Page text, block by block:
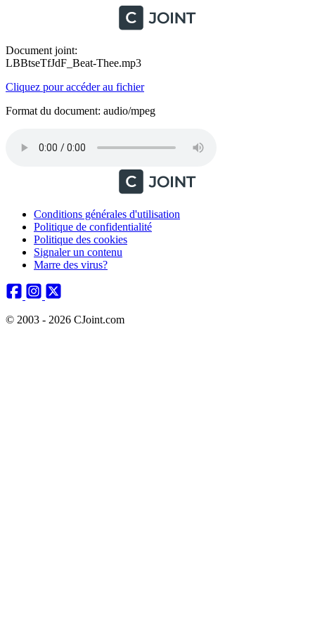
Document joint:
LBBtseTfJdF_Beat-Thee.mp3
Cliquez pour accéder au fichier
Format du document: audio/mpeg
Conditions générales d'utilisation
Politique de confidentialité
Politique des cookies
Signaler un contenu
Marre des virus?
© 2003 - 2026 CJoint.com